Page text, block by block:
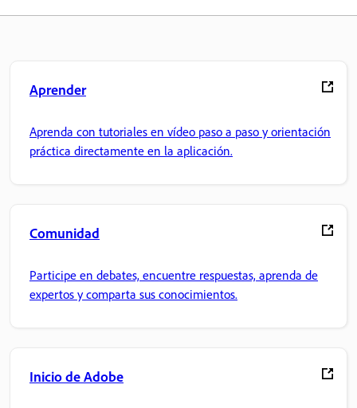
Aprender
Aprenda con tutoriales en vídeo paso a paso y orientación
práctica directamente en la aplicación.
Comunidad
Participe en debates, encuentre respuestas, aprenda de
expertos y comparta sus conocimientos.
Inicio de Adobe